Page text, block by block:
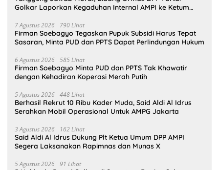
Golkar Laporkan Kegaduhan Internal AMPI ke Ketum
7 Agustus 2026 790 Lihat
Firman Soebagyo Tegaskan Pupuk Subsidi Harus Tepat
Sasaran, Minta PUD dan PPTS Dapat Perlindungan Hukum
6 Agustus 2026 585 Lihat
Firman Soebagyo Minta PUD dan PPTS Tak Khawatir
dengan Kehadiran Koperasi Merah Putih
5 Agustus 2026 448 Lihat
Berhasil Rekrut 10 Ribu Kader Muda, Said Aldi Al Idrus
Serahkan Mobil Operasional Untuk AMPG Jakarta
3 Agustus 2026 162 Lihat
Said Aldi Al Idrus Dukung Plt Ketua Umum DPP AMPI
Segera Laksanakan Rapimnas dan Munas X
5 Agustus 2026 91 Lihat